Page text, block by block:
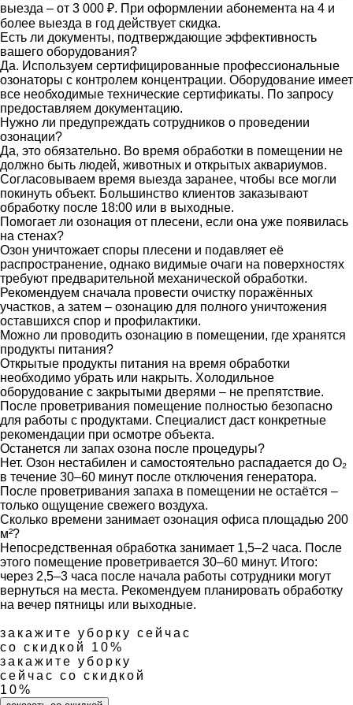
выезда – от 3 000 ₽. При оформлении абонемента на 4 и
более выезда в год действует скидка.
Есть ли документы, подтверждающие эффективность
вашего оборудования?
Да. Используем сертифицированные профессиональные
озонаторы с контролем концентрации. Оборудование имеет
все необходимые технические сертификаты. По запросу
предоставляем документацию.
Нужно ли предупреждать сотрудников о проведении
озонации?
Да, это обязательно. Во время обработки в помещении не
должно быть людей, животных и открытых аквариумов.
Согласовываем время выезда заранее, чтобы все могли
покинуть объект. Большинство клиентов заказывают
обработку после 18:00 или в выходные.
Помогает ли озонация от плесени, если она уже появилась
на стенах?
Озон уничтожает споры плесени и подавляет её
распространение, однако видимые очаги на поверхностях
требуют предварительной механической обработки.
Рекомендуем сначала провести очистку поражённых
участков, а затем – озонацию для полного уничтожения
оставшихся спор и профилактики.
Можно ли проводить озонацию в помещении, где хранятся
продукты питания?
Открытые продукты питания на время обработки
необходимо убрать или накрыть. Холодильное
оборудование с закрытыми дверями – не препятствие.
После проветривания помещение полностью безопасно
для работы с продуктами. Специалист даст конкретные
рекомендации при осмотре объекта.
Останется ли запах озона после процедуры?
Нет. Озон нестабилен и самостоятельно распадается до O₂
в течение 30–60 минут после отключения генератора.
После проветривания запаха в помещении не остаётся –
только ощущение свежего воздуха.
Сколько времени занимает озонация офиса площадью 200
м²?
Непосредственная обработка занимает 1,5–2 часа. После
этого помещение проветривается 30–60 минут. Итого:
через 2,5–3 часа после начала работы сотрудники могут
вернуться на места. Рекомендуем планировать обработку
на вечер пятницы или выходные.
закажите уборку сейчас
со скидкой 10%
закажите уборку
сейчас со скидкой
10%